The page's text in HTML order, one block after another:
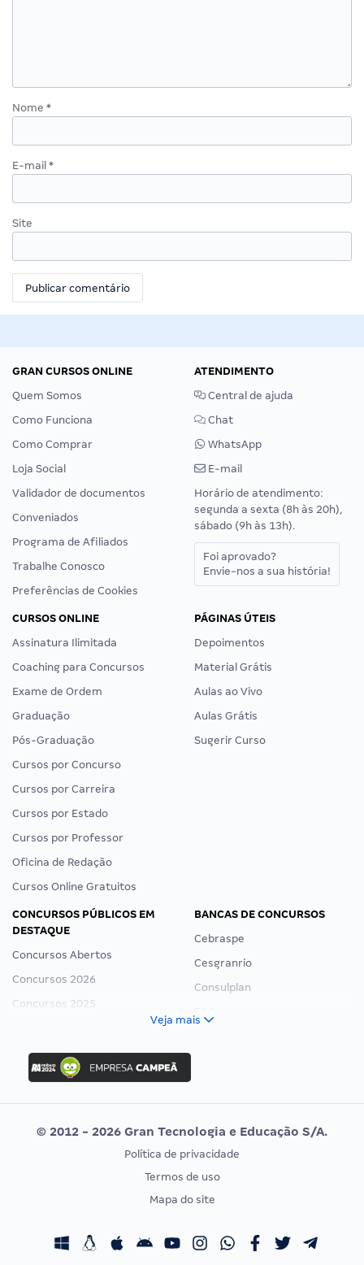
Nome *
E-mail *
Site
GRAN CURSOS ONLINE
Quem Somos
Como Funciona
Como Comprar
Loja Social
Validador de documentos
Conveniados
Programa de Afiliados
Trabalhe Conosco
Preferências de Cookies
ATENDIMENTO
Central de ajuda
Chat
WhatsApp
E-mail
Horário de atendimento:
segunda a sexta (8h às 20h),
sábado (9h às 13h).
Foi aprovado?
Envie-nos a sua história!
CURSOS ONLINE
Assinatura Ilimitada
Coaching para Concursos
Exame de Ordem
Graduação
Pós-Graduação
Cursos por Concurso
Cursos por Carreira
Cursos por Estado
Cursos por Professor
Oficina de Redação
Cursos Online Gratuitos
PÁGINAS ÚTEIS
Depoimentos
Material Grátis
Aulas ao Vivo
Aulas Grátis
Sugerir Curso
CONCURSOS PÚBLICOS EM
DESTAQUE
Concursos Abertos
Concursos 2026
Concursos 2025
Concurso Ibama
Concurso MPU
Editais publicados
BANCAS DE CONCURSOS
Cebraspe
Cesgranrio
Consulplan
Vunesp
CONCURSOS POR PROFISSÃO
Concursos Fiscais
EXAME DE ORDEM
Calendário OAB
Veja mais
© 2012 - 2026 Gran Tecnologia e Educação S/A.
Política de privacidade
Termos de uso
Mapa do site